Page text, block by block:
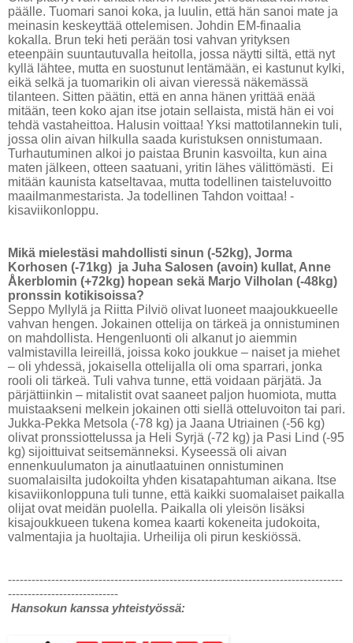
päälle. Tuomari sanoi koka, ja luulin, että hän sanoi mate ja
meinasin keskeyttää ottelemisen. Johdin EM-finaalia
kokalla. Brun teki heti perään tosi vahvan yrityksen
eteenpäin suuntautuvalla heitolla, jossa näytti siltä, että nyt
kyllä lähtee, mutta en suostunut lentämään, ei kastunut kylki,
eikä selkä ja tuomarikin oli aivan vieressä näkemässä
tilanteen. Sitten päätin, että en anna hänen yrittää enää
mitään, teen koko ajan itse jotain sellaista, mistä hän ei voi
tehdä vastaheittoa. Halusin voittaa! Yksi mattotilannekin tuli,
jossa olin aivan hilkulla saada kuristuksen onnistumaan.
Turhautuminen alkoi jo paistaa Brunin kasvoilta, kun aina
maten jälkeen, otteen saatuani, yritin lähes välittömästi. Ei
mitään kaunista katseltavaa, mutta todellinen taisteluvoitto
maailmanmestarista. Ja todellinen Tahdon voittaa! -
kisaviikonloppu.
Mikä mielestäsi mahdollisti sinun (-52kg), Jorma
Korhosen (-71kg) ja Juha Salosen (avoin) kullat, Anne
Åkerblomin (+72kg) hopean sekä Marjo Vilholan (-48kg)
pronssin kotikisoissa?
Seppo Myllylä ja Riitta Pilviö olivat luoneet maajoukkueelle
vahvan hengen. Jokainen ottelija on tärkeä ja onnistuminen
on mahdollista. Hengenluonti oli alkanut jo aiemmin
valmistavilla leireillä, joissa koko joukkue – naiset ja miehet
– oli yhdessä, jokaisella ottelijalla oli oma sparrari, jonka
rooli oli tärkeä. Tuli vahva tunne, että voidaan pärjätä. Ja
pärjättiinkin – mitalistit ovat saaneet paljon huomiota, mutta
muistaakseni melkein jokainen otti siellä otteluvoiton tai pari.
Jukka-Pekka Metsola (-78 kg) ja Jaana Utriainen (-56 kg)
olivat pronssiottelussa ja Heli Syrjä (-72 kg) ja Pasi Lind (-95
kg) sijoittuivat seitsemänneksi. Kyseessä oli aivan
ennenkuulumaton ja ainutlaatuinen onnistuminen
suomalaisilta judokoilta yhden kisatapahtuman aikana. Itse
kisaviikonloppuna tuli tunne, että kaikki suomalaiset paikalla
olijat ovat meidän puolella. Paikalla oli yleisön lisäksi
kisajoukkueen tukena komea kaarti kokeneita judokoita,
valmentajia ja huoltajia. Urheilija oli pirun keskiössä.
-------------------------------------------------------------------------------------
----------------------------
Hansokun kanssa yhteistyössä: